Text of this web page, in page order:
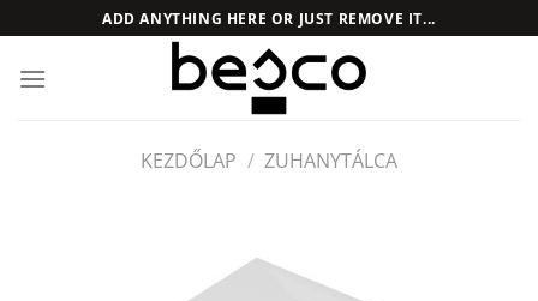
to
content
ADD ANYTHING HERE OR JUST REMOVE IT...
KEZDŐLAP / ZUHANYTÁLCA